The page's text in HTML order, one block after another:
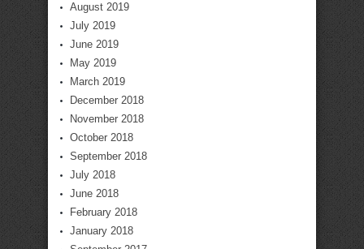
August 2019
July 2019
June 2019
May 2019
March 2019
December 2018
November 2018
October 2018
September 2018
July 2018
June 2018
February 2018
January 2018